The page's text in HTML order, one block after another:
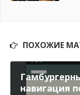
ПОХОЖИЕ
навигация